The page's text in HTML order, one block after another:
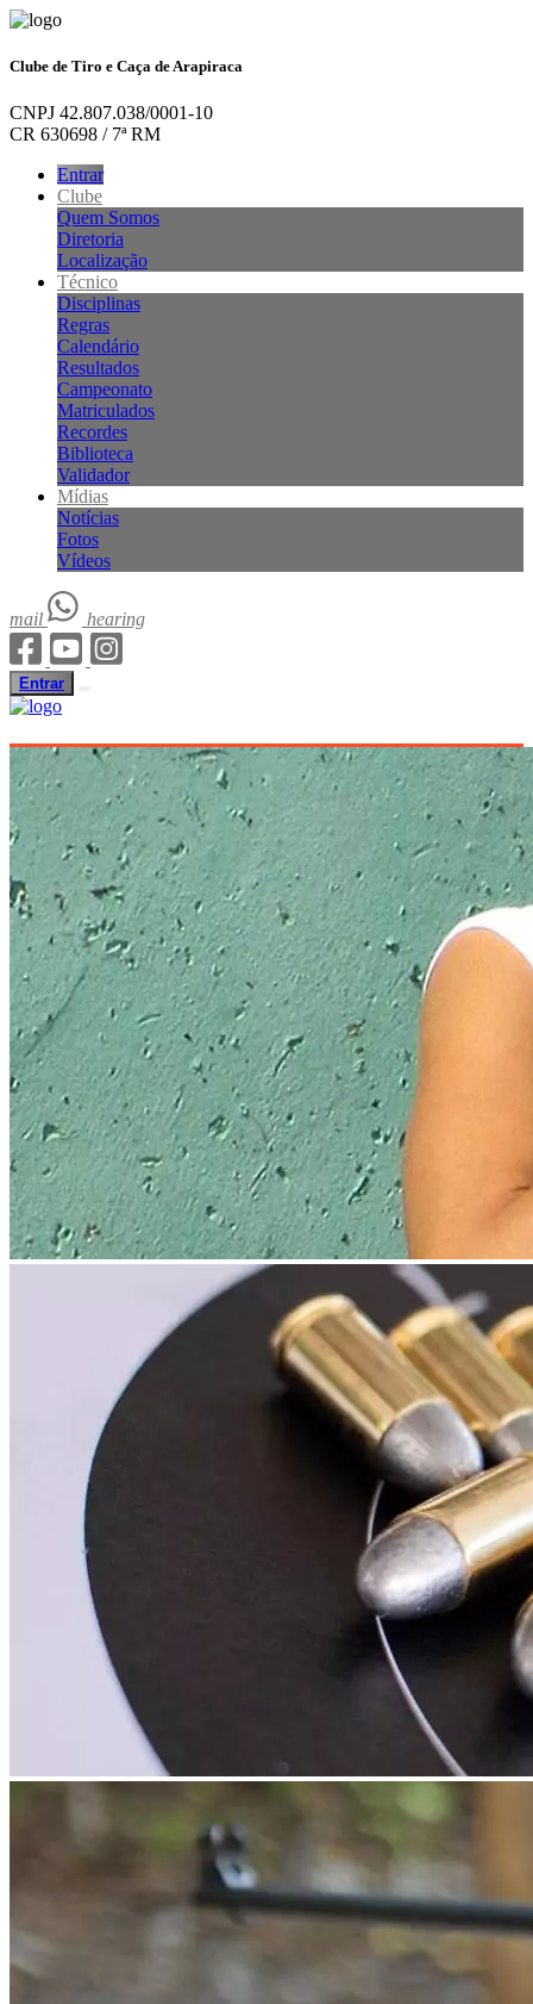
Clube de Tiro e Caça de Arapiraca
CNPJ 42.807.038/0001-10
CR 630698 / 7ª RM
Entrar
Clube
Quem Somos
Diretoria
Localização
Técnico
Disciplinas
Regras
Calendário
Resultados
Campeonato
Matriculados
Recordes
Biblioteca
Validador
Mídias
Notícias
Fotos
Vídeos
mail hearing
Entrar